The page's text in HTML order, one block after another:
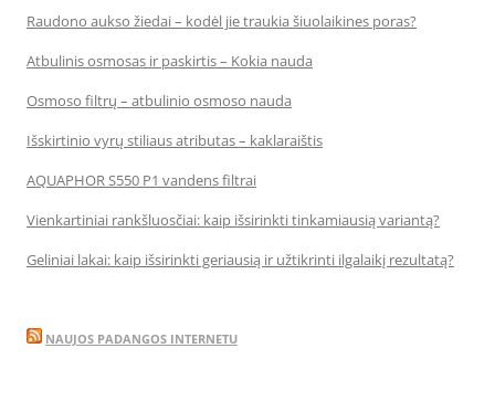
Raudono aukso žiedai – kodėl jie traukia šiuolaikines poras?
Atbulinis osmosas ir paskirtis – Kokia nauda
Osmoso filtrų – atbulinio osmoso nauda
Išskirtinio vyrų stiliaus atributas – kaklaraištis
AQUAPHOR S550 P1 vandens filtrai
Vienkartiniai rankšluosčiai: kaip išsirinkti tinkamiausią variantą?
Geliniai lakai: kaip išsirinkti geriausią ir užtikrinti ilgalaikį rezultatą?
NAUJOS PADANGOS INTERNETU